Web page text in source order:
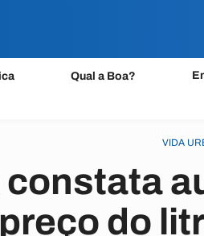
Qual a Boa?
VIDA
preço do